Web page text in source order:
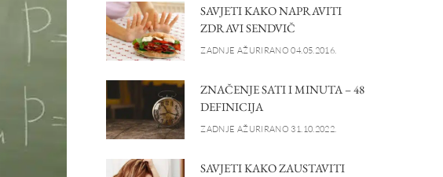
SAVJETI KAKO NAPRAVITI
ZDRAVI SENDVIČ
ZADNJE AŽURIRANO 04.05.2016.
ZNAČENJE SATI I MINUTA – 48
DEFINICIJA
ZADNJE AŽURIRANO 31.10.2022.
SAVJETI KAKO ZAUSTAVITI